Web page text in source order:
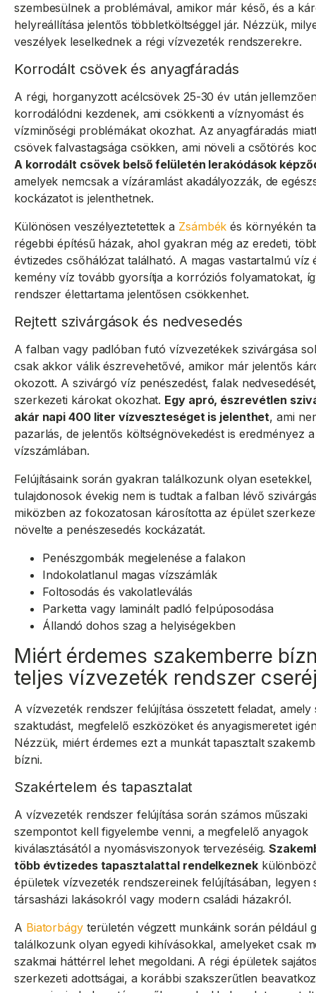
szembesülnek a problémával, amikor már késő, és a
helyreállítása jelentős többletköltséggel jár. Nézzük,
veszélyek leselkednek a régi vízvezeték rendszerekre.
Korrodált csövek és anyagfáradás
A régi, horganyzott acélcsövek 25-30 év után
korrodálódni kezdenek, ami csökkenti a víznyomást és
vízminőségi problémákat okozhat. Az anyagfáradás
csövek falvastagsága csökken, ami növeli a csőtörés
A korrodált csövek belső felületén lerakódások
amelyek nemcsak a vízáramlást akadályozzák, de
kockázatot is jelenthetnek.
Különösen veszélyeztetettek a Zsámbék és környékén
régebbi építésű házak, ahol gyakran még az eredeti,
évtizedes csőhálózat található. A magas vastartalmú víz
kemény víz tovább gyorsítja a korróziós folyamatokat,
rendszer élettartama jelentősen csökkenhet.
Rejtett szivárgások és nedvesedés
A falban vagy padlóban futó vízvezetékek szivárgása
csak akkor válik észrevehetővé, amikor már jelentős
okozott. A szivárgó víz penészedést, falak
szerkezeti károkat okozhat. Egy apró, észrevétlen
akár napi 400 liter vízveszteséget is jelenthet, ami
pazarlás, de jelentős költségnövekedést is eredményez a
vízszámlában.
Felújításaink során gyakran találkozunk olyan
tulajdonosok évekig nem is tudtak a falban lévő
miközben az fokozatosan károsította az épület
növelte a penészesedés kockázatát.
Penészgombák megjelenése a falakon
Indokolatlanul magas vízszámlák
Foltosodás és vakolatleválás
Parketta vagy laminált padló felpúposodása
Állandó dohos szag a helyiségekben
Miért érdemes szakemberre
teljes vízvezeték rendszer
A vízvezeték rendszer felújítása összetett feladat, amely
szaktudást, megfelelő eszközöket és anyagismeretet
Nézzük, miért érdemes ezt a munkát tapasztalt
bízni.
Szakértelem és tapasztalat
A vízvezeték rendszer felújítása során számos műszaki
szempontot kell figyelembe venni, a megfelelő anyagok
kiválasztásától a nyomásviszonyok tervezéséig.
több évtizedes tapasztalattal rendelkeznek
épületek vízvezeték rendszereinek felújításában, legyen
társasházi lakásokról vagy modern családi házakról.
A Biatorbágyterületén végzett munkáink során például
találkozunk olyan egyedi kihívásokkal, amelyeket csak
szakmai háttérrel lehet megoldani. A régi épületek
szerkezeti adottságai, a korábbi szakszerűtlen